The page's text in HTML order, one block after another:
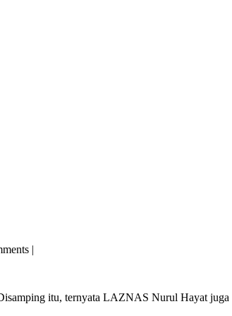
|
itu, ternyata LAZNAS Nurul Hayat